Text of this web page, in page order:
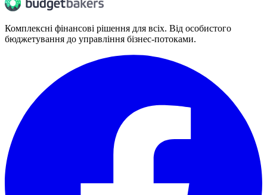
Комплексні фінансові рішення для всіх. Від особистого
бюджетування до управління бізнес-потоками.